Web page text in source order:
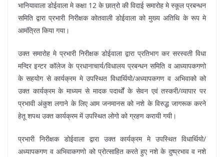
भानियावाला डोईवाला मे कक्षा 12 के छात्रो की विदाई समारोह मे स्कूल प्रबन्धन
समिति द्वारा प्रभारी निरीक्षक कोतवाली डोईवाला को मुख्य अतिथि के रूप मे
आमंत्रित किया गया।
उक्त समारोह मे प्रभारी निरीक्षक डोईवाला द्वारा प्रतिभाग कर सरस्वती विधा
मन्दिर इन्टर कॉलेज के प्रधानाचार्य/विधालय प्रबन्धन समिति व आध्यापकगणो
के सहयोग से कार्यक्रम मे उपस्थित विधार्थियो/अध्यापकगण व अभिवाको को
उक्त कार्यक्रम के माध्यम से मादक पदार्थों के सेवन एवं तस्करी/व्यापार पर
प्रभावी अंकुश लगाने के लिए आम जनमानस को नशे के विरुद्ध जागरूक करने
हेतू शपथ उक्त कार्यक्रम में उपस्थित लोगो को ग्रहण करायी गयी।
प्रभारी निरीक्षक डोईवाला द्वारा उक्त कार्यक्रम मे उपस्थित विधार्थियो/
अध्यापकगण व अभिवाकगणो को प्रोत्साहित करते हुए नशे के दुष्प्रभाव व नशे